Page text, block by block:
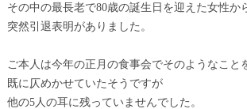
その中の最長老で80歳の誕生日を迎えた女性か
突然引退表明がありました。
ご本人は今年の正月の食事会でそのようなこと
既に仄めかせていたそうですが
他の5人の耳に残っていませんでした。